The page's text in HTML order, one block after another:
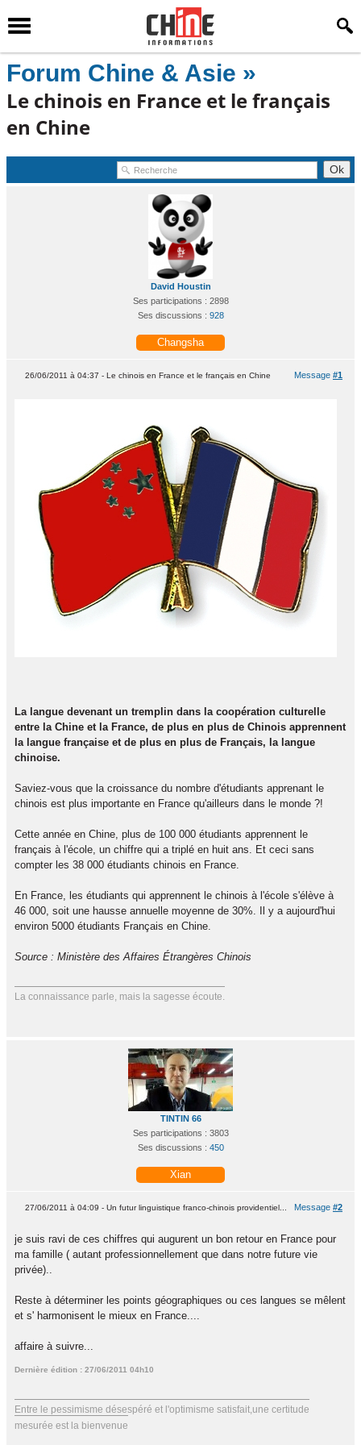
Forum Chine & Asie »
Le chinois en France et le français
en Chine
David Houstin
Ses participations : 2898
Ses discussions : 928
Changsha
Message #1
26/06/2011 à 04:37 - Le chinois en France et le français en Chine
La langue devenant un tremplin dans la coopération culturelle
entre la Chine et la France, de plus en plus de Chinois apprennent
la langue française et de plus en plus de Français, la langue
chinoise.
Saviez-vous que la croissance du nombre d'étudiants apprenant le
chinois est plus importante en France qu'ailleurs dans le monde ?!
Cette année en Chine, plus de 100 000 étudiants apprennent le
français à l'école, un chiffre qui a triplé en huit ans. Et ceci sans
compter les 38 000 étudiants chinois en France.
En France, les étudiants qui apprennent le chinois à l'école s'élève à
46 000, soit une hausse annuelle moyenne de 30%. Il y a aujourd'hui
environ 5000 étudiants Français en Chine.
Source : Ministère des Affaires Étrangères Chinois
La connaissance parle, mais la sagesse écoute.
TINTIN 66
Ses participations : 3803
Ses discussions : 450
Xian
Message #2
27/06/2011 à 04:09 - Un futur linguistique franco-chinois providentiel...
je suis ravi de ces chiffres qui augurent un bon retour en France pour
ma famille ( autant professionnellement que dans notre future vie
privée)..
Reste à déterminer les points géographiques ou ces langues se mêlent
et s' harmonisent le mieux en France....
affaire à suivre...
Dernière édition : 27/06/2011 04h10
Entre le pessimisme désespéré et l'optimisme satisfait,une certitude
mesurée est la bienvenue